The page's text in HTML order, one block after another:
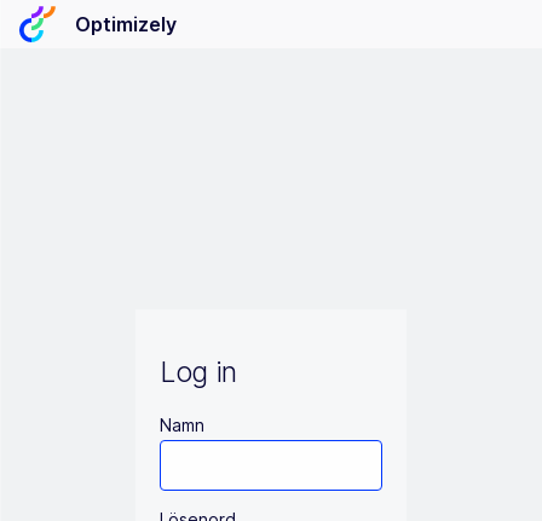
Optimizely
Log in
Namn